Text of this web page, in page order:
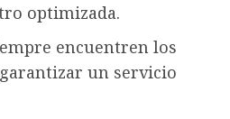
optimizada.
encuentren los
un servicio